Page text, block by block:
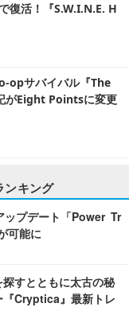
復活！『S.W.I.N.E. H
opサバイバル『The
がEight Pointsに変更
ンキング
ップデート「Power Tr
可能に
すとともに太古の秘
『Cryptica』最新トレ